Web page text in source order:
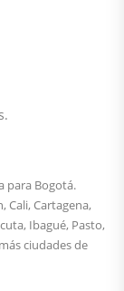
para Bogotá.
Cali, Cartagena,
Ibagué, Pasto,
ciudades de